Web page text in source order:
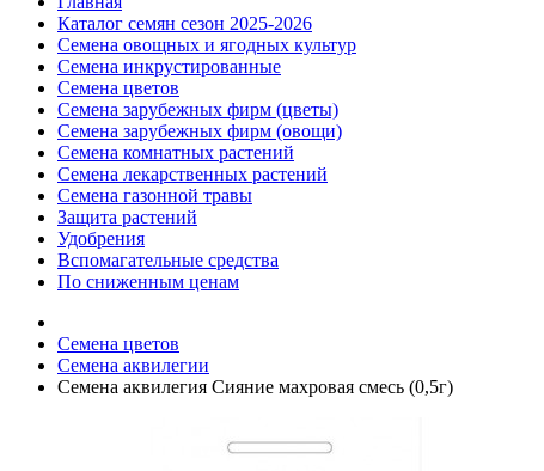
Каталог семян сезон 2025-2026
Семена овощных и ягодных культур
Семена инкрустированные
Семена цветов
Семена зарубежных фирм (цветы)
Семена зарубежных фирм (овощи)
Семена комнатных растений
Семена лекарственных растений
Семена газонной травы
Защита растений
Удобрения
Вспомагательные средства
По сниженным ценам
Семена цветов
Семена аквилегии
Семена аквилегия Сияние махровая смесь (0,5г)